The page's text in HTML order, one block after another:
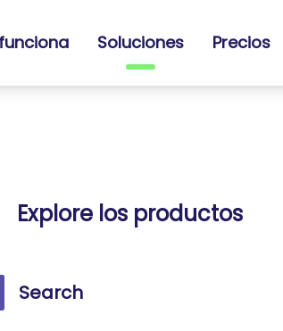
Soluciones Precios
Explore los productos
Search